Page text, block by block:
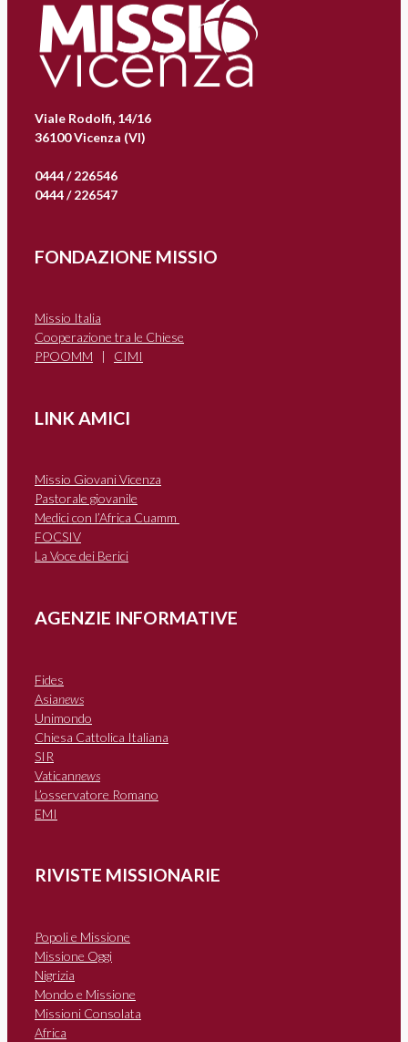
Viale Rodolfi, 14/16
36100 Vicenza (VI)
0444 / 226546
0444 / 226547
FONDAZIONE MISSIO
Missio Italia
Cooperazione tra le Chiese
PPOOMM | CIMI
LINK AMICI
Missio Giovani Vicenza
Pastorale giovanile
Medici con l’Africa Cuamm
FOCSIV
La Voce dei Berici
AGENZIE INFORMATIVE
Fides
Asianews
Unimondo
Chiesa Cattolica Italiana
SIR
Vaticannews
L’osservatore Romano
EMI
RIVISTE MISSIONARIE
Popoli e Missione
Missione Oggi
Nigrizia
Mondo e Missione
Missioni Consolata
Africa